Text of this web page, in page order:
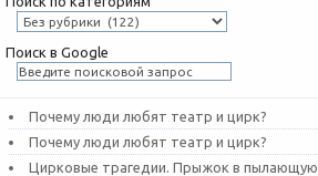
Поиск в Google
Почему люди любят театр и цирк?
Почему люди любят театр и цирк?
Цирковые трагедии. Прыжок в пылающую